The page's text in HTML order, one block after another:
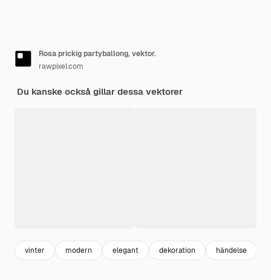
Rosa prickig partyballong, vektor.
rawpixel.com
Du kanske också gillar dessa vektorer
vinter modern elegant dekoration händelse